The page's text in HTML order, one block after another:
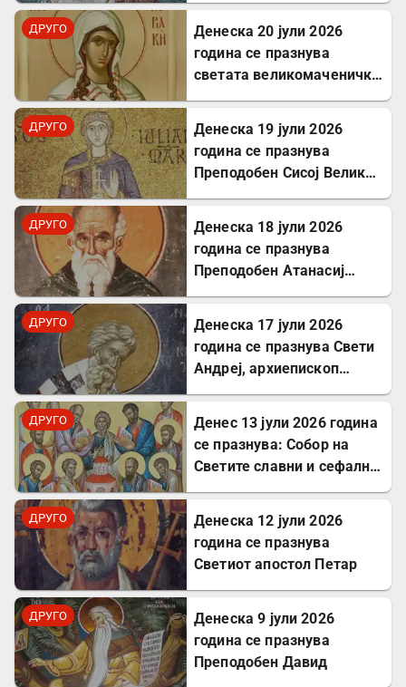
ДРУГО
Денеска 20 јули 2026
година се празнува
светата великомаченичка
ДРУГО
Денеска 19 јули 2026
година се празнува
Преподобен Сисој Велики:
воскреснуваше мртви
ДРУГО
Денеска 18 јули 2026
година се празнува
Преподобен Атанасиј
ДРУГО
Денеска 17 јули 2026
година се празнува Свети
Андреј, архиепископ
ДРУГО
Денес 13 јули 2026 година
се празнува: Собор на
Светите славни и сефални
ДРУГО
Денеска 12 јули 2026
година се празнува
Светиот апостол Петар
ДРУГО
Денеска 9 јули 2026
година се празнува
Преподобен Давид